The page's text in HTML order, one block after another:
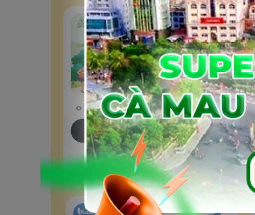
7,356 lượt xem 1,418 lượt đăng ký
Hoa Linh - Vì Tương Lai Xanh
(Mùa 4 – Tháng 8/2026)